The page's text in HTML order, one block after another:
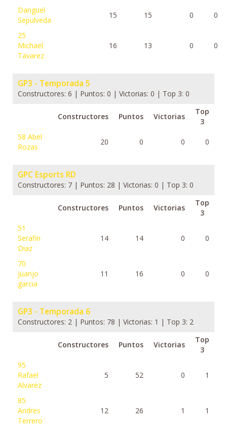
Danguel
Sepulveda
15 15 0 0
25
Michael
Tavarez
16 13 0 0
GP3 - Temporada 5
Constructores: 6 | Puntos: 0 | Victorias: 0 | Top 3: 0
Constructores Puntos Victorias
Top
3
58 Abel
Rozas
20 0 0 0
GPC Esports RD
Constructores: 7 | Puntos: 28 | Victorias: 0 | Top 3: 0
Constructores Puntos Victorias
Top
3
51
Serafin
Diaz
14 14 0 0
70
juanjo
garcia
11 16 0 0
GP3 - Temporada 6
Constructores: 2 | Puntos: 78 | Victorias: 1 | Top 3: 2
Constructores Puntos Victorias
Top
3
95
Rafael
Alvarez
5 52 0 1
85
Andres
Terrero
12 26 1 1